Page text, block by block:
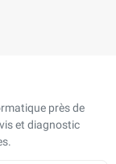
près de
et diagnostic